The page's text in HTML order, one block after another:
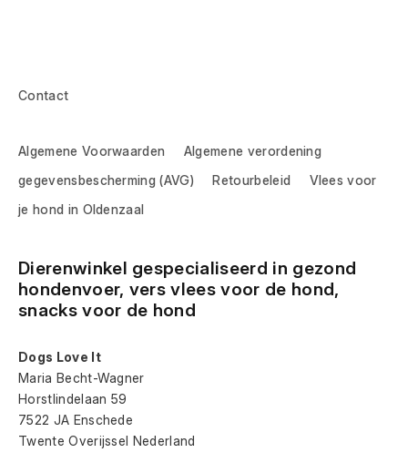
Contact
Algemene Voorwaarden
Algemene verordening
gegevensbescherming (AVG)
Retourbeleid
Vlees voor
je hond in Oldenzaal
Dierenwinkel gespecialiseerd in gezond
hondenvoer, vers vlees voor de hond,
snacks voor de hond
Dogs Love It
Maria Becht-Wagner
Horstlindelaan 59
7522 JA Enschede
Twente Overijssel Nederland